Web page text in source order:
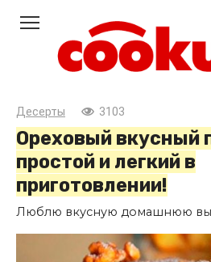
контенту
Десерты 3103
Ореховый вкусный
простой и легкий в
приготовлении!
Люблю вкусную домашнюю